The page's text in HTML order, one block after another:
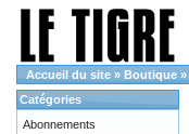
Accueil du site » Boutique »
Catégories
Abonnements